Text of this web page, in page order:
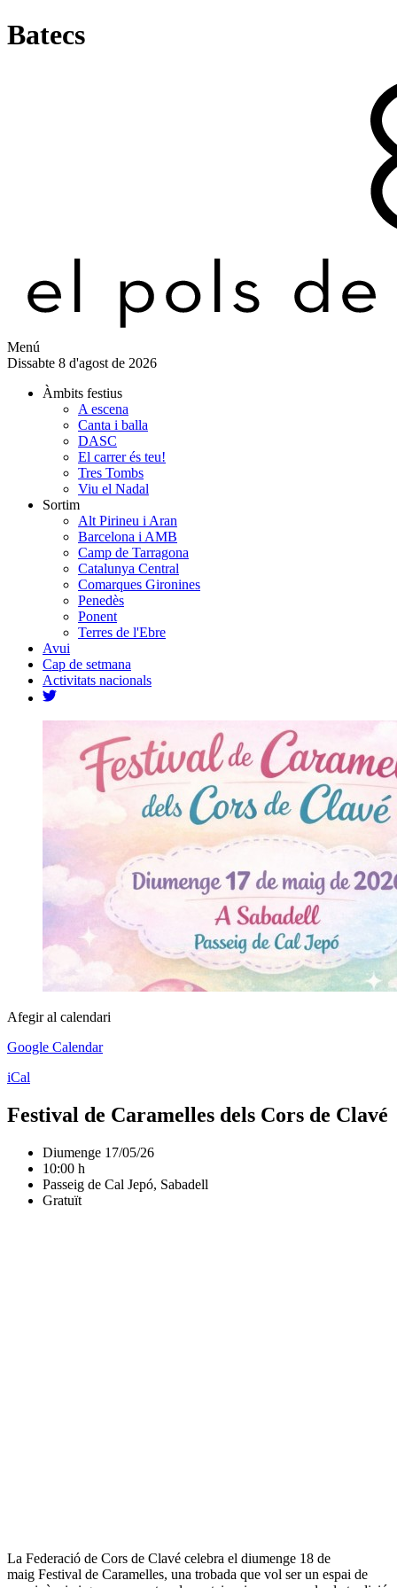
Batecs
Menú
Dissabte 8 d'agost de 2026
Àmbits festius
A escena
Canta i balla
DASC
El carrer és teu!
Tres Tombs
Viu el Nadal
Sortim
Alt Pirineu i Aran
Barcelona i AMB
Camp de Tarragona
Catalunya Central
Comarques Gironines
Penedès
Ponent
Terres de l'Ebre
Avui
Cap de setmana
Activitats nacionals
Afegir al calendari
Google Calendar
iCal
Festival de Caramelles dels Cors de Clavé
Diumenge 17/05/26
10:00 h
Passeig de Cal Jepó, Sabadell
Gratuït
La Federació de Cors de Clavé celebra el diumenge 18 de
maig Festival de Caramelles, una trobada que vol ser un espai de